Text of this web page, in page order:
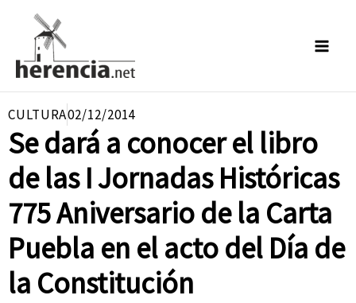
contenido
CULTURA02/12/2014
Se dará a conocer el libro
de las I Jornadas Históricas
775 Aniversario de la Carta
Puebla en el acto del Día de
la Constitución